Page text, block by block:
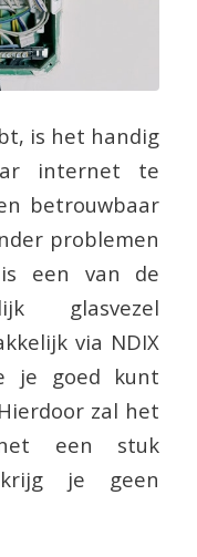
is het handig
internet te
betrouwbaar
problemen
een van de
glasvezel
via NDIX
je goed kunt
zal het
een stuk
je geen